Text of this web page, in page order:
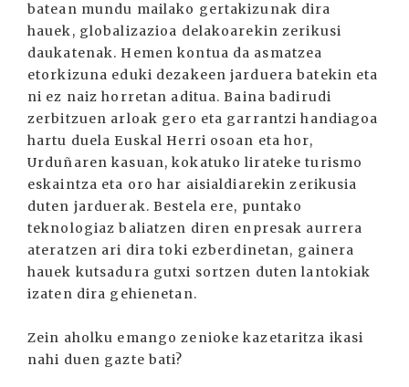
batean mundu mailako gertakizunak dira
hauek, globalizazioa delakoarekin zerikusi
daukatenak. Hemen kontua da asmatzea
etorkizuna eduki dezakeen jarduera batekin eta
ni ez naiz horretan aditua. Baina badirudi
zerbitzuen arloak gero eta garrantzi handiagoa
hartu duela Euskal Herri osoan eta hor,
Urduñaren kasuan, kokatuko lirateke turismo
eskaintza eta oro har aisialdiarekin zerikusia
duten jarduerak. Bestela ere, puntako
teknologiaz baliatzen diren enpresak aurrera
ateratzen ari dira toki ezberdinetan, gainera
hauek kutsadura gutxi sortzen duten lantokiak
izaten dira gehienetan.
Zein aholku emango zenioke kazetaritza ikasi
nahi duen gazte bati?